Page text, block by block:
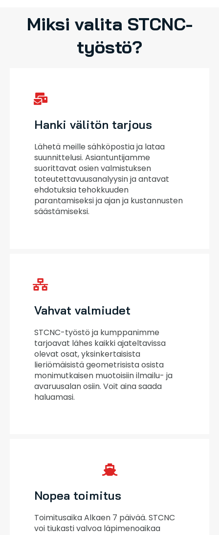
Miksi valita STCNC-
työstö?
Hanki välitön tarjous
Lähetä meille sähköpostia ja lataa
suunnittelusi. Asiantuntijamme
suorittavat osien valmistuksen
toteutettavuusanalyysin ja antavat
ehdotuksia tehokkuuden
parantamiseksi ja ajan ja kustannusten
säästämiseksi.
Vahvat valmiudet
STCNC-työstö ja kumppanimme
tarjoavat lähes kaikki ajateltavissa
olevat osat, yksinkertaisista
lieriömäisistä geometrisista osista
monimutkaisen muotoisiin ilmailu- ja
avaruusalan osiin. Voit aina saada
haluamasi.
Nopea toimitus
Toimitusaika Alkaen 7 päivää. STCNC
voi tiukasti valvoa läpimenoaikaa